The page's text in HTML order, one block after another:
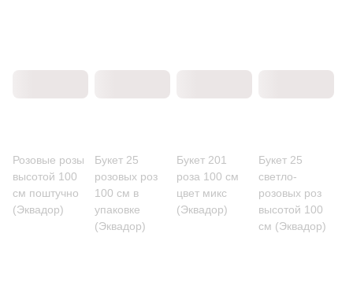
Розовые розы
высотой 100
см поштучно
(Эквадор)
Букет 25
розовых роз
100 см в
упаковке
(Эквадор)
Букет 201
роза 100 см
цвет микс
(Эквадор)
Букет 25
светло-
розовых роз
высотой 100
см (Эквадор)